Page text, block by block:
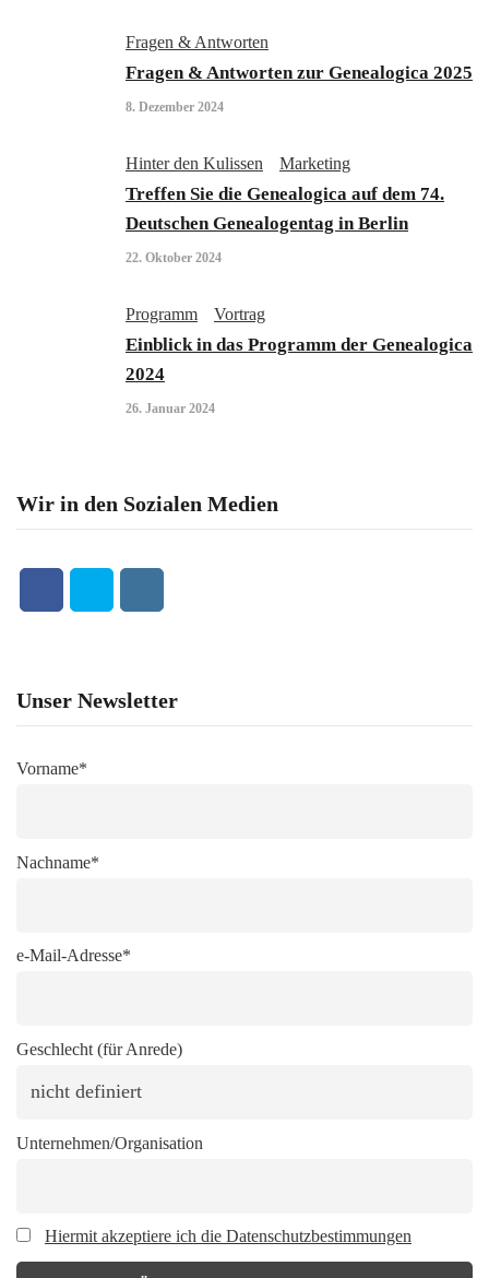
Fragen & Antworten
Fragen & Antworten zur Genealogica 2025
8. Dezember 2024
Hinter den Kulissen Marketing
Treffen Sie die Genealogica auf dem 74.
Deutschen Genealogentag in Berlin
22. Oktober 2024
Programm Vortrag
Einblick in das Programm der Genealogica
2024
26. Januar 2024
Wir in den Sozialen Medien
Unser Newsletter
Vorname*
Nachname*
e-Mail-Adresse*
Geschlecht (für Anrede)
Unternehmen/Organisation
Hiermit akzeptiere ich die Datenschutzbestimmungen